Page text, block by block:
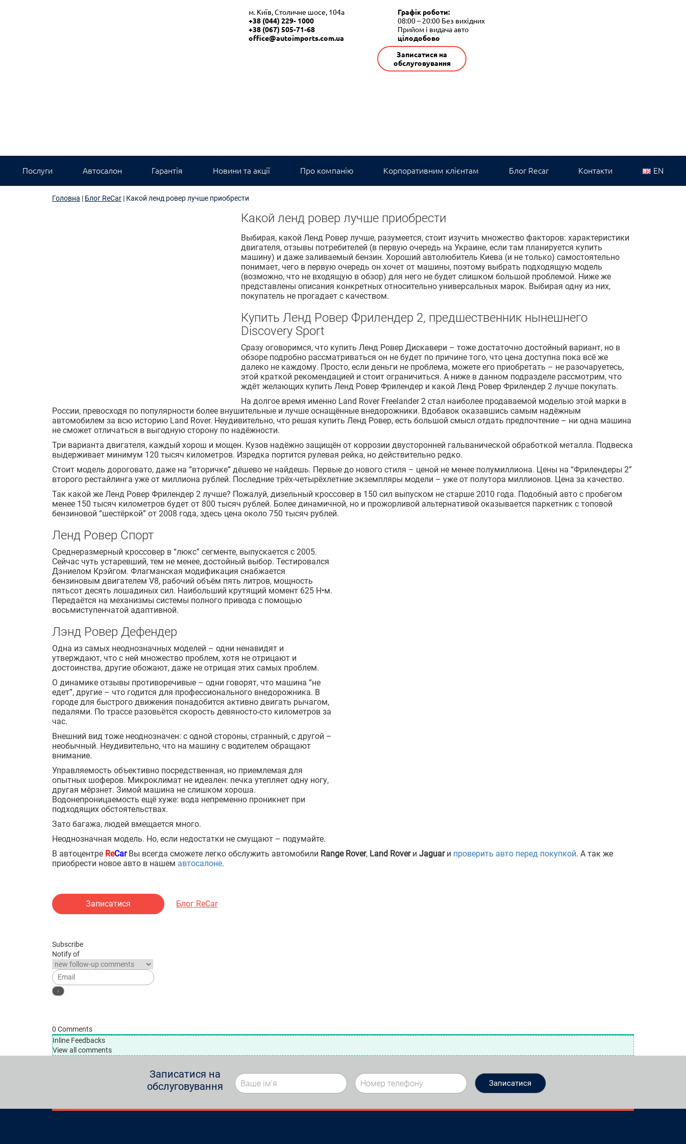
м. Київ, Столичне шосе, 104а
+38 (044) 229- 1000
+38 (067) 505-71-68
office@autoimports.com.ua
Графік роботи:
08:00 – 20:00 Без вихідних
Прийом і видача авто
цілодобово
Записатися на
обслуговування
Послуги Автосалон Гарантія Новини та акції Про компанію Корпоративним клієнтам Блог Recar Контакти EN
Головна | Блог ReCar | Какой ленд ровер лучше приобрести
Какой ленд ровер лучше приобрести
Выбирая, какой Ленд Ровер лучше, разумеется, стоит изучить множество факторов: характеристики
двигателя, отзывы потребителей (в первую очередь на Украине, если там планируется купить
машину) и даже заливаемый бензин. Хороший автолюбитель Киева (и не только) самостоятельно
понимает, чего в первую очередь он хочет от машины, поэтому выбрать подходящую модель
(возможно, что не входящую в обзор) для него не будет слишком большой проблемой. Ниже же
представлены описания конкретных относительно универсальных марок. Выбирая одну из них,
покупатель не прогадает с качеством.
Купить Ленд Ровер Фрилендер 2, предшественник нынешнего
Discovery Sport
Сразу оговоримся, что купить Ленд Ровер Дискавери – тоже достаточно достойный вариант, но в
обзоре подробно рассматриваться он не будет по причине того, что цена доступна пока всё же
далеко не каждому. Просто, если деньги не проблема, можете его приобретать – не разочаруетесь,
этой краткой рекомендацией и стоит ограничиться. А ниже в данном подразделе рассмотрим, что
ждёт желающих купить Ленд Ровер Фрилендер и какой Ленд Ровер Фрилендер 2 лучше покупать.
На долгое время именно Land Rover Freelander 2 стал наиболее продаваемой моделью этой марки в
России, превосходя по популярности более внушительные и лучше оснащённые внедорожники. Вдобавок оказавшись самым надёжным
автомобилем за всю историю Land Rover. Неудивительно, что решая купить Ленд Ровер, есть большой смысл отдать предпочтение – ни одна машина
не сможет отличаться в выгодную сторону по надёжности.
Три варианта двигателя, каждый хорош и мощен. Кузов надёжно защищён от коррозии двусторонней гальванической обработкой металла. Подвеска
выдерживает минимум 120 тысяч километров. Изредка портится рулевая рейка, но действительно редко.
Стоит модель дороговато, даже на “вторичке” дёшево не найдешь. Первые до нового стиля – ценой не менее полумиллиона. Цены на “Фрилендеры 2”
второго рестайлинга уже от миллиона рублей. Последние трёх-четырёхлетние экземпляры модели – уже от полутора миллионов. Цена за качество.
Так какой же Ленд Ровер Фрилендер 2 лучше? Пожалуй, дизельный кроссовер в 150 сил выпуском не старше 2010 года. Подобный авто с пробегом
менее 150 тысяч километров будет от 800 тысяч рублей. Более динамичной, но и прожорливой альтернативой оказывается паркетник с топовой
бензиновой “шестёркой” от 2008 года, здесь цена около 750 тысяч рублей.
Ленд Ровер Спорт
Среднеразмерный кроссовер в “люкс” сегменте, выпускается с 2005.
Сейчас чуть устаревший, тем не менее, достойный выбор. Тестировался
Дэниелом Крэйгом. Флагманская модификация снабжается
бензиновым двигателем V8, рабочий объём пять литров, мощность
пятьсот десять лошадиных сил. Наибольший крутящий момент 625 Н•м.
Передаётся на механизмы системы полного привода с помощью
восьмиступенчатой адаптивной.
Лэнд Ровер Дефендер
Одна из самых неоднозначных моделей – одни ненавидят и
утверждают, что с ней множество проблем, хотя не отрицают и
достоинства, другие обожают, даже не отрицая этих самых проблем.
О динамике отзывы противоречивые – одни говорят, что машина “не
едет”, другие – что годится для профессионального внедорожника. В
городе для быстрого движения понадобится активно двигать рычагом,
педалями. По трассе разовьётся скорость девяносто-сто километров за
час.
Внешний вид тоже неоднозначен: с одной стороны, странный, с другой –
необычный. Неудивительно, что на машину с водителем обращают
внимание.
Управляемость объективно посредственная, но приемлемая для
опытных шоферов. Микроклимат не идеален: печка утепляет одну ногу,
другая мёрзнет. Зимой машина не слишком хороша.
Водонепроницаемость ещё хуже: вода непременно проникнет при
подходящих обстоятельствах.
Зато багажа, людей вмещается много.
Неоднозначная модель. Но, если недостатки не смущают – подумайте.
В автоцентре ReCarВы всегда сможете легко обслужить автомобили Range Rover, Land Roverи Jaguarи проверить авто перед покупкой. А так же
приобрести новое авто в нашем автосалоне.
Записатися Блог ReCar
Subscribe
Notify of
0 Comments
Inline Feedbacks
View all comments
Записатися на
обслуговування